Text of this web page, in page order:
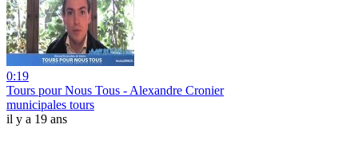
0:19
Tours pour Nous Tous - Alexandre Cronier
municipales tours
il y a 19 ans